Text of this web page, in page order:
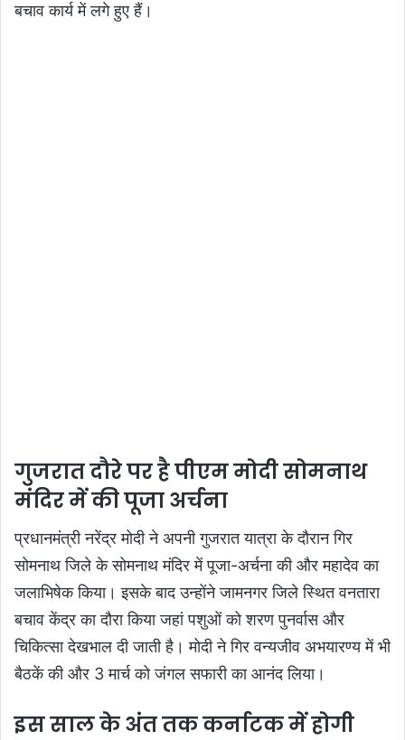
बचाव कार्य में लगे हुए हैं।
गुजरात दौरे पर है पीएम मोदी सोमनाथ
मंदिर में की पूजा अर्चना
प्रधानमंत्री नरेंद्र मोदी ने अपनी गुजरात यात्रा के दौरान गिर
सोमनाथ जिले के सोमनाथ मंदिर में पूजा-अर्चना की और महादेव का
जलाभिषेक किया। इसके बाद उन्होंने जामनगर जिले स्थित वनतारा
बचाव केंद्र का दौरा किया जहां पशुओं को शरण पुनर्वास और
चिकित्सा देखभाल दी जाती है। मोदी ने गिर वन्यजीव अभयारण्य में भी
बैठकें की और 3 मार्च को जंगल सफारी का आनंद लिया।
इस साल के अंत तक कर्नाटक में होगी